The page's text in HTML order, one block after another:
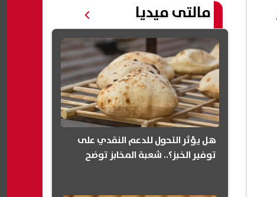
مالتى ميديا
هل يؤثر التحول للدعم النقدي على
توفير الخبز؟.. شعبة المخابز توضح